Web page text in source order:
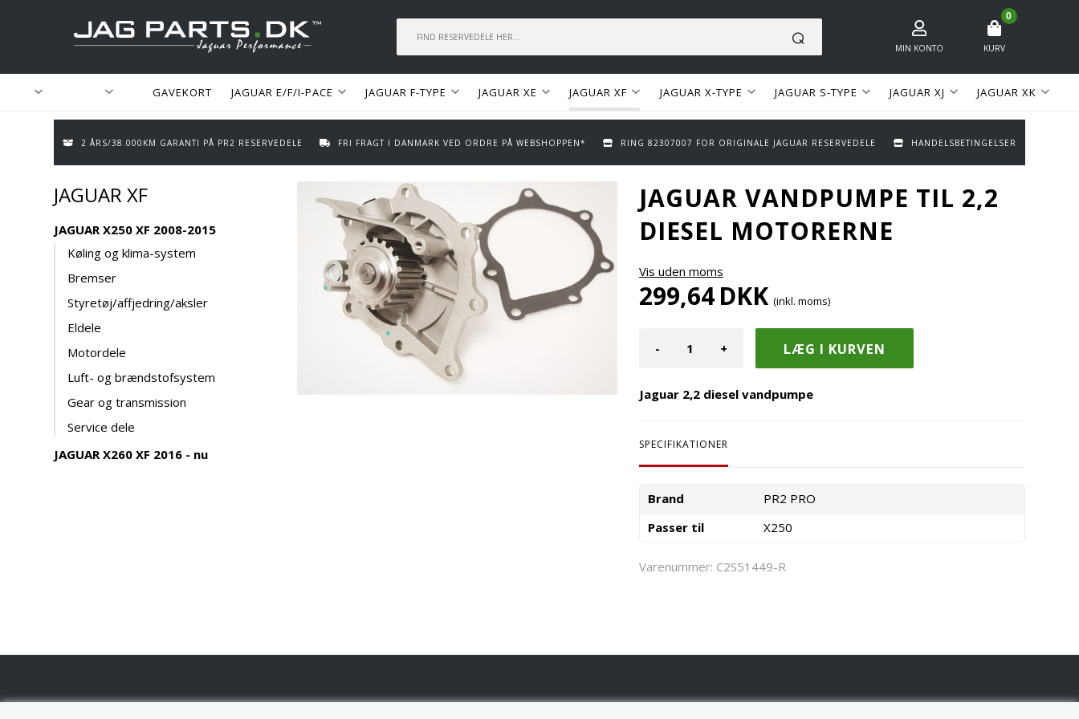
MIN KONTO
0
KURV
GAVEKORT JAGUAR E/F/I-PACE JAGUAR F-TYPE JAGUAR XE JAGUAR XF JAGUAR X-TYPE JAGUAR S-TYPE JAGUAR XJ JAGUAR XK
2 ÅRS/38.000KM GARANTI PÅ PR2 RESERVEDELE FRI FRAGT I DANMARK VED ORDRE PÅ WEBSHOPPEN* RING 82307007 FOR ORIGINALE JAGUAR RESERVEDELE HANDELSBETINGELSER
JAGUAR XF
JAGUAR X250 XF 2008-2015
Køling og klima-system
Bremser
Styretøj/affjedring/aksler
Eldele
Motordele
Luft- og brændstofsystem
Gear og transmission
Service dele
JAGUAR X260 XF 2016 - nu
JAGUAR VANDPUMPE TIL 2,2
DIESEL MOTORERNE
Vis uden moms
299,64DKK (inkl. moms)
- +
Jaguar 2,2 diesel vandpumpe
SPECIFIKATIONER
Brand
PR2 PRO
Passer til
X250
Varenummer: C2S51449-R